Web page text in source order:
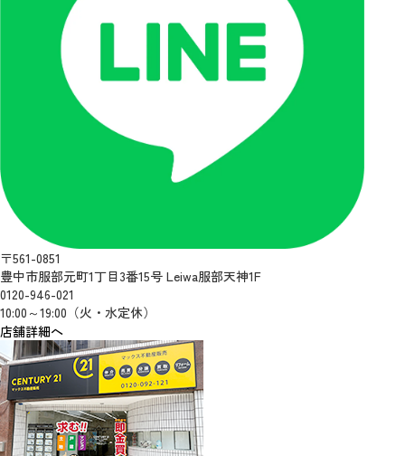
〒561-0851
豊中市服部元町1丁目3番15号 Leiwa服部天神1F
0120-946-021
10:00～19:00（火・水定休）
店舗詳細へ